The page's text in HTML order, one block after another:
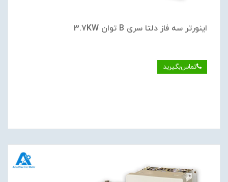
اینورتر سه فاز دلتا سری B توان 3.7KW
تماس‌بگیرید